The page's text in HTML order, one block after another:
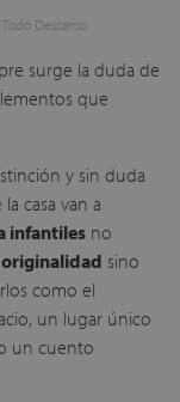
Todo Descanso
surge la duda de
que
y sin duda
casa van a
infantiles no
originalidad sino
como el
un lugar único
un cuento